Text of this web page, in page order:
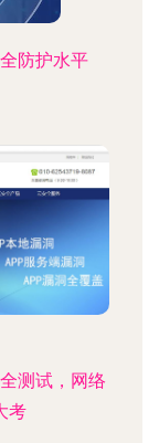
防护水平
测试，网络
考